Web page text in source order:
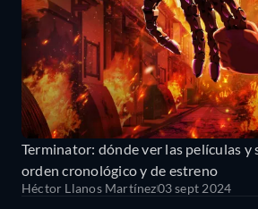
Terminator: dónde ver las películas y
orden cronológico y de estreno
Héctor Llanos Martínez03 sept 2024